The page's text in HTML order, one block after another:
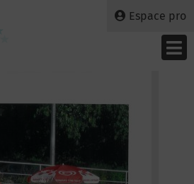
Espace pro